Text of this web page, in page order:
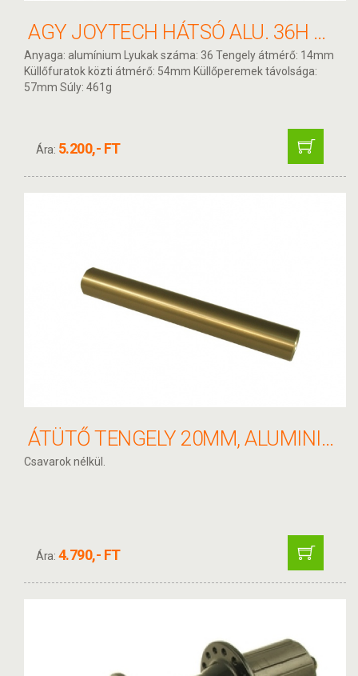
AGY JOYTECH HÁTSÓ ALU. 36H MENETES 14-ES TENGELY A03D-14 FEKETE
Anyaga: alumínium Lyukak száma: 36 Tengely átmérő: 14mm
Küllőfuratok közti átmérő: 54mm Küllőperemek távolsága:
57mm Súly: 461g
Ára: 5.200,- FT
ÁTÜTŐ TENGELY 20MM, ALUMINIUM DH41SB/DH61SB-HEZ
Csavarok nélkül.
Ára: 4.790,- FT